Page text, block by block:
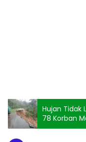
Hujan Tidak
78 Korban